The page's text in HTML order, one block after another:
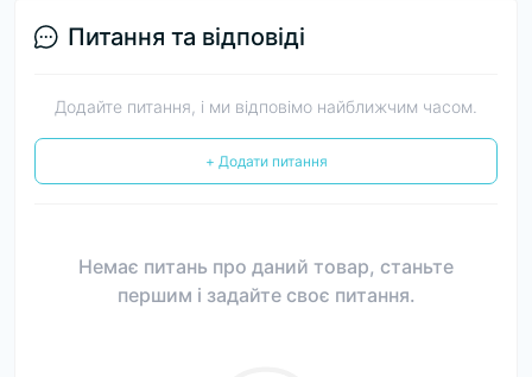
Питання та відповіді
Додайте питання, і ми відповімо найближчим часом.
+ Додати питання
Немає питань про даний товар, станьте
першим і задайте своє питання.